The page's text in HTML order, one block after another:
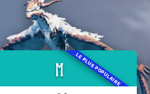
M LE PLUS POPULAIRE